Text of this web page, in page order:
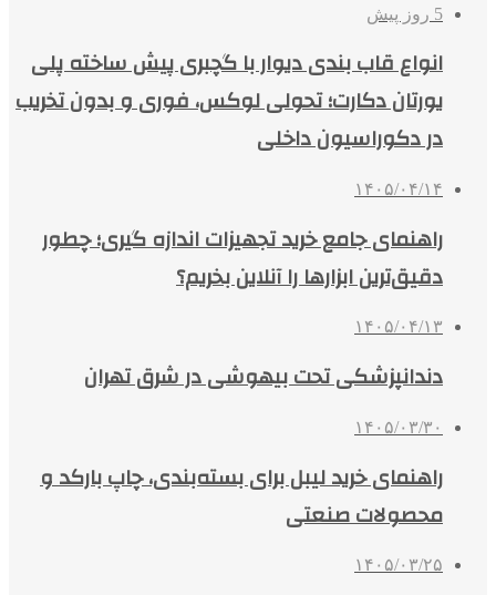
5 روز پیش
انواع قاب بندی دیوار با گچبری پیش ساخته پلی
یورتان دکارت؛ تحولی لوکس، فوری و بدون تخریب
در دکوراسیون داخلی
۱۴۰۵/۰۴/۱۴
راهنمای جامع خرید تجهیزات اندازه گیری؛ چطور
دقیق‌ترین ابزارها را آنلاین بخریم؟
۱۴۰۵/۰۴/۱۳
دندانپزشکی تحت بیهوشی در شرق تهران
۱۴۰۵/۰۳/۳۰
راهنمای خرید لیبل برای بسته‌بندی، چاپ بارکد و
محصولات صنعتی
۱۴۰۵/۰۳/۲۵